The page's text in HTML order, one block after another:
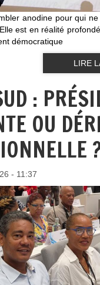
anodine pour qui
est en réalité
démocratique
LIRE
:
OU
- 11:37